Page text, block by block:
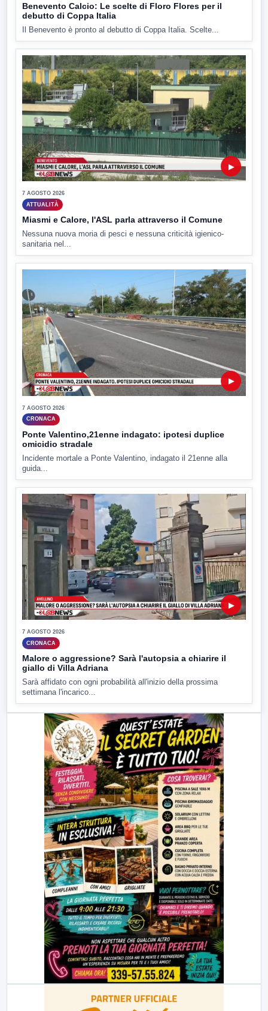
Benevento Calcio: Le scelte di Floro Flores per il
debutto di Coppa Italia
Il Benevento è pronto al debutto di Coppa Italia. Scelte...
▶
7 AGOSTO 2026
ATTUALITÀ
Miasmi e Calore, l'ASL parla attraverso il Comune
Nessuna nuova moria di pesci e nessuna criticità igienico-
sanitaria nel...
▶
7 AGOSTO 2026
CRONACA
Ponte Valentino,21enne indagato: ipotesi duplice
omicidio stradale
Incidente mortale a Ponte Valentino, indagato il 21enne alla
guida...
▶
7 AGOSTO 2026
CRONACA
Malore o aggressione? Sarà l'autopsia a chiarire il
giallo di Villa Adriana
Sarà affidato con ogni probabilità all'inizio della prossima
settimana l'incarico...